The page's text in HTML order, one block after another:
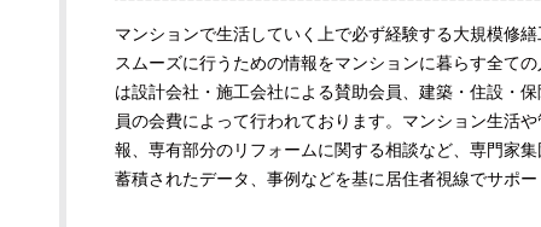
マンションで生活していく上で必ず経験する大規模修
スムーズに行うための情報をマンションに暮らす全て
は設計会社・施工会社による賛助会員、建築・住設・
員の会費によって行われております。マンション生活
報、専有部分のリフォームに関する相談など、専門家
蓄積されたデータ、事例などを基に居住者視線でサポ